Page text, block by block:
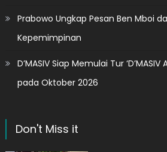
Prabowo Ungkap Pesan Ben Mboi
Kepemimpinan
D’MASIV Siap Memulai Tur
pada Oktober 2026
Don't Miss it